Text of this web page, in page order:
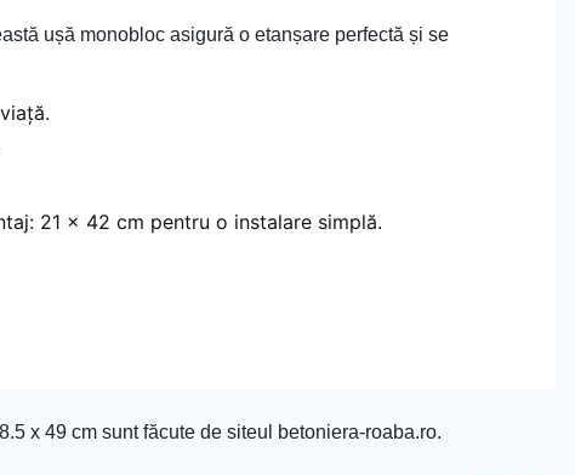
ușă monobloc asigură o etanșare perfectă și se
21 x 42 cm pentru o instalare simplă.
x 49 cm sunt făcute de siteul betoniera-roaba.ro.